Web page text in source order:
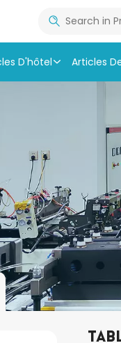
D'hôtel Articles